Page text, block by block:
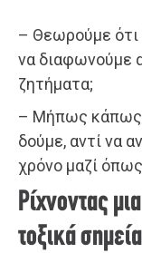
– Θεωρούμε ότι
να διαφωνούμε
ζητήματα;
– Μήπως κάπως
δούμε, αντί να
χρόνο μαζί
Ρίχνοντας
τοξικά